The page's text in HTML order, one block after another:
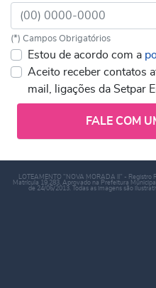
(*) Campos Obrigatórios
Estou de acordo com a
Aceito receber contatos
mail, ligações da Setpar
FALE COM
LOTEAMENTO "NOVA MORADA II" - Registro
Matrícula 19.283. Aprovado na Prefeitura
de 24/05/2013. Todas as imagens são